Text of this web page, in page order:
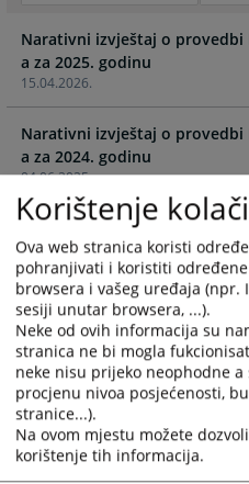
forward
to
interact
with
the
calendar
select
date.
Press
the
question
mark
key
to
get
the
with
the
select
date.
Press
the
mark
key
to
get
15.04.2026.
Narativni izvještaj o provedbi
a za 2025. godinu
04.06.2025.
Narativni izvještaj o provedbi
a za 2024. godinu
30.01.2025.
Plan provedbe Reformskog
razdoblje 2024. – 2026. godine
Reformski program VSTV-a
godine
Reformski program VSTV-a
godine
Korištenje
Ova web stranica koristi
pohranjivati i koristiti
browsera i vašeg uređaja (npr.
sesiji unutar browsera, ...).
Neke od ovih informacija su
stranica ne bi mogla
neke nisu prijeko neophodne
procjenu nivoa posjećenosti,
stranice...).
Na ovom mjestu možete
korištenje tih informacija.